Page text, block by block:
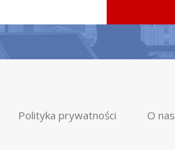
Polityka prywatności O nas